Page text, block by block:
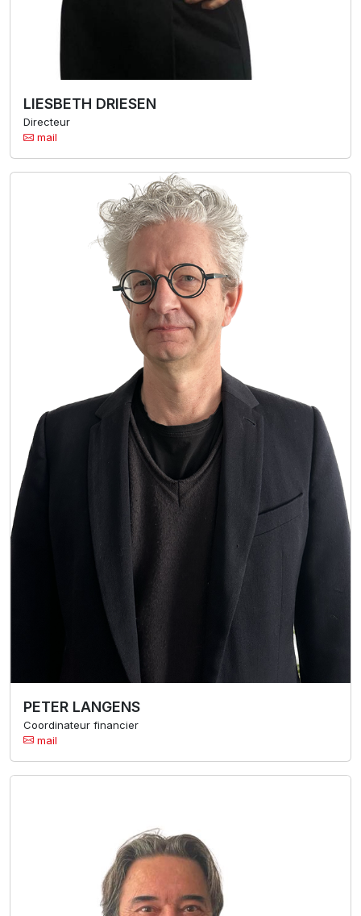
LIESBETH DRIESEN
Directeur
mail
PETER LANGENS
Coordinateur financier
mail